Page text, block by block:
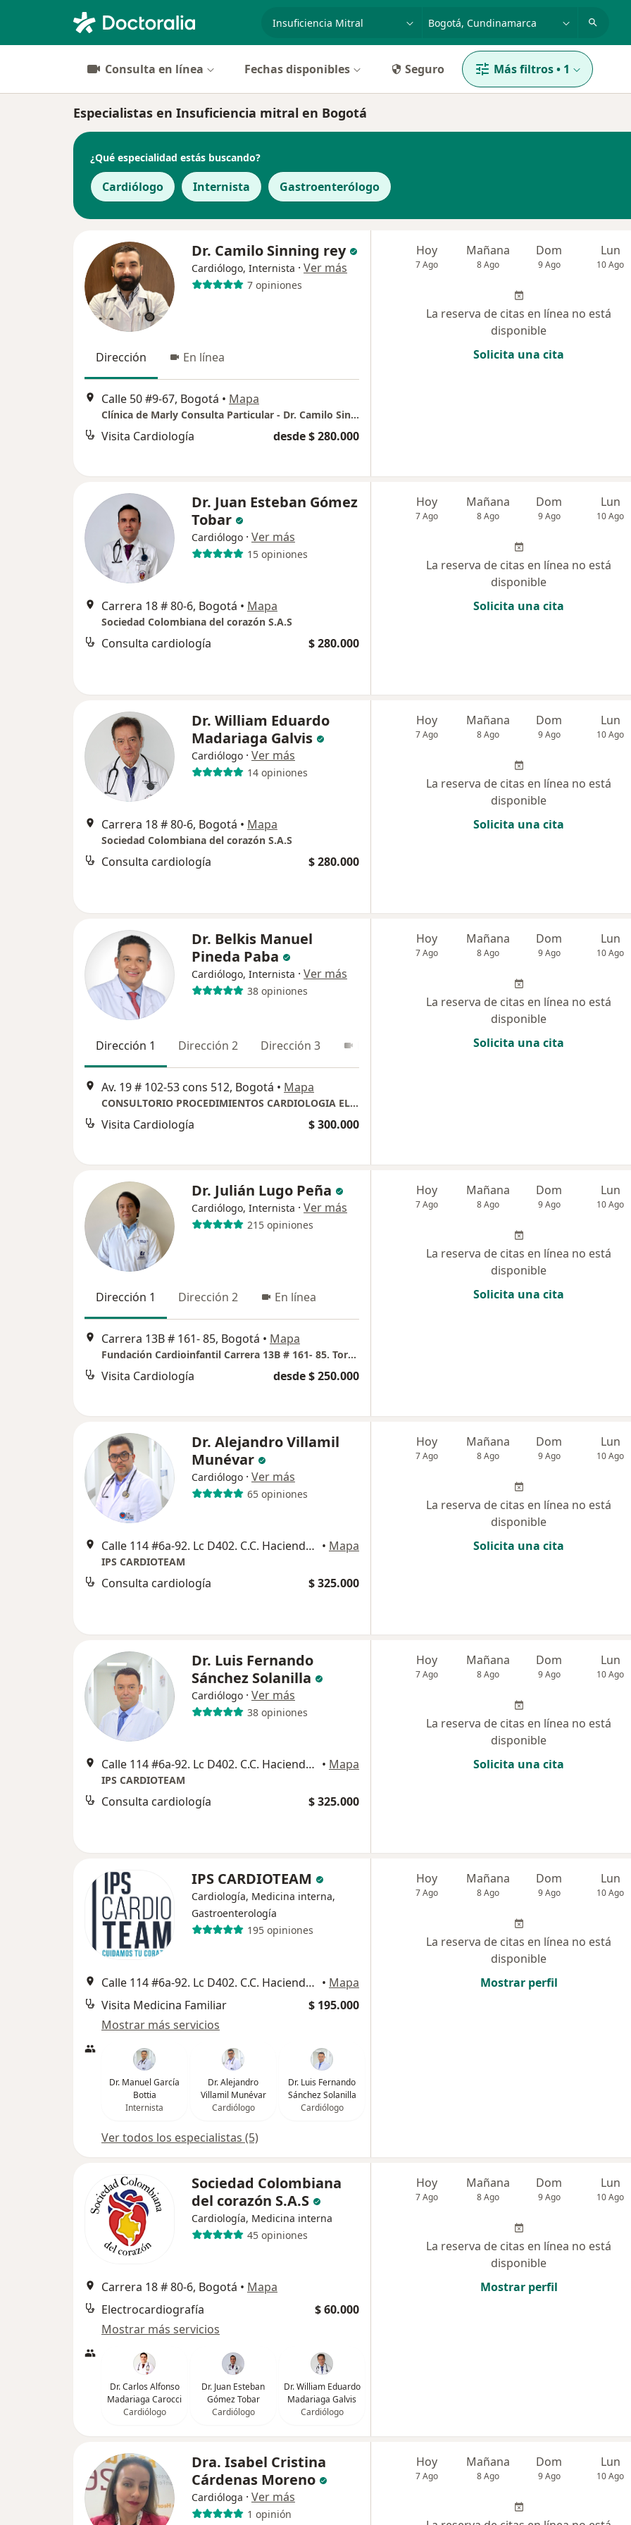
especialidad, enfermedad o nombre
p. ej. Bogotá
Consulta en línea Fechas disponibles Seguro Más filtros• 1
Especialistas en Insuficiencia mitral en Bogotá
¿Qué especialidad estás buscando?
Cardiólogo Internista Gastroenterólogo
Dr. Camilo Sinning rey
Cardiólogo, Internista · Ver más
7 opiniones
Dirección En línea
Calle 50 #9-67, Bogotá • Mapa
Clínica de Marly Consulta Particular - Dr. Camilo Sinning
Visita Cardiología desde $ 280.000
Hoy
7 Ago
Mañana
8 Ago
Dom
9 Ago
Lun
10 Ago
La reserva de citas en línea no está
disponible
Solicita una cita
Dr. Juan Esteban Gómez
Tobar
Cardiólogo · Ver más
15 opiniones
Carrera 18 # 80-6, Bogotá • Mapa
Sociedad Colombiana del corazón S.A.S
Consulta cardiología $ 280.000
Hoy
7 Ago
Mañana
8 Ago
Dom
9 Ago
Lun
10 Ago
La reserva de citas en línea no está
disponible
Solicita una cita
Dr. William Eduardo
Madariaga Galvis
Cardiólogo · Ver más
14 opiniones
Carrera 18 # 80-6, Bogotá • Mapa
Sociedad Colombiana del corazón S.A.S
Consulta cardiología $ 280.000
Hoy
7 Ago
Mañana
8 Ago
Dom
9 Ago
Lun
10 Ago
La reserva de citas en línea no está
disponible
Solicita una cita
Dr. Belkis Manuel
Pineda Paba
Cardiólogo, Internista · Ver más
38 opiniones
Dirección 1 Dirección 2 Dirección 3
Av. 19 # 102-53 cons 512, Bogotá • Mapa
CONSULTORIO PROCEDIMIENTOS CARDIOLOGIA ELECTROCARDIOGRAMA/ HOLTER/ MAPA/ ECOCARDIOGRAMA Dr Belkis Manuel Pineda Paba
Visita Cardiología $ 300.000
Hoy
7 Ago
Mañana
8 Ago
Dom
9 Ago
Lun
10 Ago
La reserva de citas en línea no está
disponible
Solicita una cita
Dr. Julián Lugo Peña
Cardiólogo, Internista · Ver más
215 opiniones
Dirección 1 Dirección 2 En línea
Carrera 13B # 161- 85, Bogotá • Mapa
Fundación Cardioinfantil Carrera 13B # 161- 85. Torre i consultorio 1007
Visita Cardiología desde $ 250.000
Hoy
7 Ago
Mañana
8 Ago
Dom
9 Ago
Lun
10 Ago
La reserva de citas en línea no está
disponible
Solicita una cita
Dr. Alejandro Villamil
Munévar
Cardiólogo · Ver más
65 opiniones
Calle 114 #6a-92. Lc D402. C.C. Hacienda Santa Barbara, Bogotá • Mapa
IPS CARDIOTEAM
Consulta cardiología $ 325.000
Hoy
7 Ago
Mañana
8 Ago
Dom
9 Ago
Lun
10 Ago
La reserva de citas en línea no está
disponible
Solicita una cita
Dr. Luis Fernando
Sánchez Solanilla
Cardiólogo · Ver más
38 opiniones
Calle 114 #6a-92. Lc D402. C.C. Hacienda Santa Barbara, Bogotá • Mapa
IPS CARDIOTEAM
Consulta cardiología $ 325.000
Hoy
7 Ago
Mañana
8 Ago
Dom
9 Ago
Lun
10 Ago
La reserva de citas en línea no está
disponible
Solicita una cita
IPS CARDIOTEAM
Cardiología, Medicina interna,
Gastroenterología
195 opiniones
Calle 114 #6a-92. Lc D402. C.C. Hacienda Santa Barbara, Bogotá • Mapa
Visita Medicina Familiar
$ 195.000
Mostrar más servicios
Dr. Manuel García
Bottia
Internista
Dr. Alejandro
Villamil Munévar
Cardiólogo
Dr. Luis Fernando
Sánchez Solanilla
Cardiólogo
Ver todos los especialistas (5)
Hoy
7 Ago
Mañana
8 Ago
Dom
9 Ago
Lun
10 Ago
La reserva de citas en línea no está
disponible
Mostrar perfil
Sociedad Colombiana
del corazón S.A.S
Cardiología, Medicina interna
45 opiniones
Carrera 18 # 80-6, Bogotá • Mapa
Electrocardiografía
$ 60.000
Mostrar más servicios
Dr. Carlos Alfonso
Madariaga Carocci
Cardiólogo
Dr. Juan Esteban
Gómez Tobar
Cardiólogo
Dr. William Eduardo
Madariaga Galvis
Cardiólogo
Hoy
7 Ago
Mañana
8 Ago
Dom
9 Ago
Lun
10 Ago
La reserva de citas en línea no está
disponible
Mostrar perfil
Dra. Isabel Cristina
Cárdenas Moreno
Cardióloga · Ver más
1 opinión
Hoy
7 Ago
Mañana
8 Ago
Dom
9 Ago
Lun
10 Ago